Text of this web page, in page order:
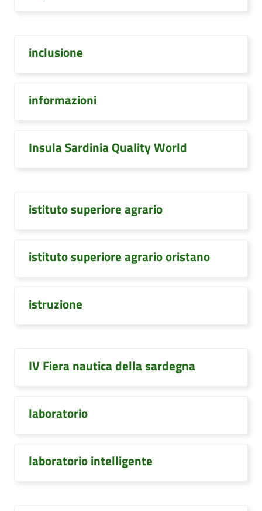
inclusione
informazioni
Insula Sardinia Quality World
istituto superiore agrario
istituto superiore agrario oristano
istruzione
IV Fiera nautica della sardegna
laboratorio
laboratorio intelligente